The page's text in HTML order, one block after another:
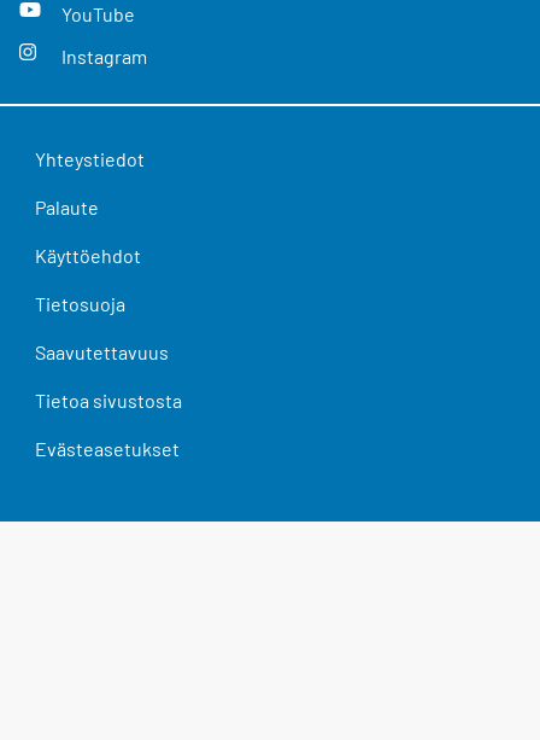
YouTube
Instagram
Yhteystiedot
Palaute
Käyttöehdot
Tietosuoja
Saavutettavuus
Tietoa sivustosta
Evästeasetukset